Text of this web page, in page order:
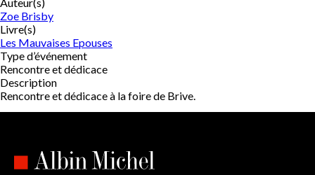
Zoe Brisby
Livre(s)
Les Mauvaises Epouses
Type d’événement
Rencontre et dédicace
Description
Rencontre et dédicace à la foire de Brive.